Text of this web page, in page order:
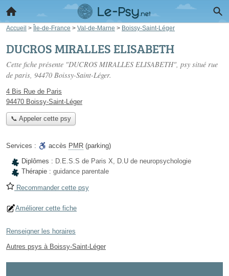
Accueil > Île-de-France > Val-de-Marne > Boissy-Saint-Léger
DUCROS MIRALLES ELISABETH
Cette fiche présente "DUCROS MIRALLES ELISABETH", psy situé rue
de paris, 94470 Boissy-Saint-Léger.
4 Bis Rue de Paris
94470 Boissy-Saint-Léger
📞 Appeler cette psy
Services : accès PMR (parking)
Diplômes : D.E.S.S de Paris X, D.U de neuropsychologie
Thérapie : guidance parentale
Recommander cette psy
Améliorer cette fiche
Renseigner les horaires
Autres psys à Boissy-Saint-Léger